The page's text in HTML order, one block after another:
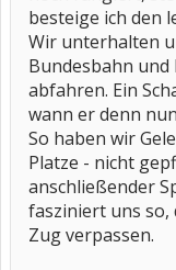
besteige ich den
Wir unterhalten
Bundesbahn
abfahren. Ein
wann er denn
So haben wir
Platze - nicht
anschließender
fasziniert uns so,
Zug verpassen.